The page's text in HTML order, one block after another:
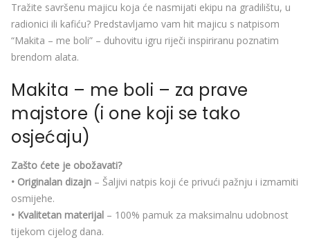
Tražite savršenu majicu koja će nasmijati ekipu na gradilištu, u
radionici ili kafiću? Predstavljamo vam hit majicu s natpisom
“Makita – me boli” – duhovitu igru riječi inspiriranu poznatim
brendom alata.
Makita – me boli – za prave
majstore (i one koji se tako
osjećaju)
Zašto ćete je obožavati?
• Originalan dizajn – Šaljivi natpis koji će privući pažnju i izmamiti
osmijehe.
• Kvalitetan materijal – 100% pamuk za maksimalnu udobnost
tijekom cijelog dana.